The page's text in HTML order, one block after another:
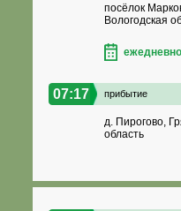
посёлок
Вологодская
ежедневно
07:17 прибытие
д. Пирогово,
область